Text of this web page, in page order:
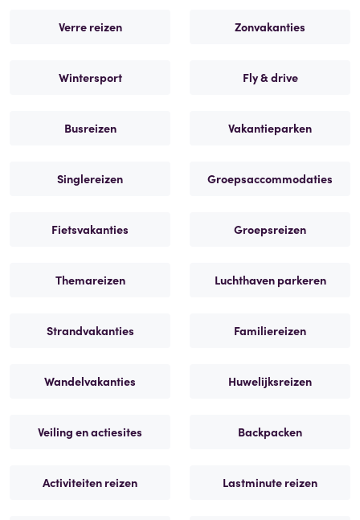
Verre reizen Zonvakanties
Wintersport Fly & drive
Busreizen Vakantieparken
Singlereizen Groepsaccommodaties
Fietsvakanties Groepsreizen
Themareizen Luchthaven parkeren
Strandvakanties Familiereizen
Wandelvakanties Huwelijksreizen
Veiling en actiesites Backpacken
Activiteiten reizen Lastminute reizen